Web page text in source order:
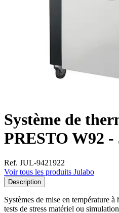
Système de
PRESTO W92 -
Ref. JUL-9421922
Voir tous les produits Julabo
Description
Systèmes de mise en température
tests de stress matériel ou